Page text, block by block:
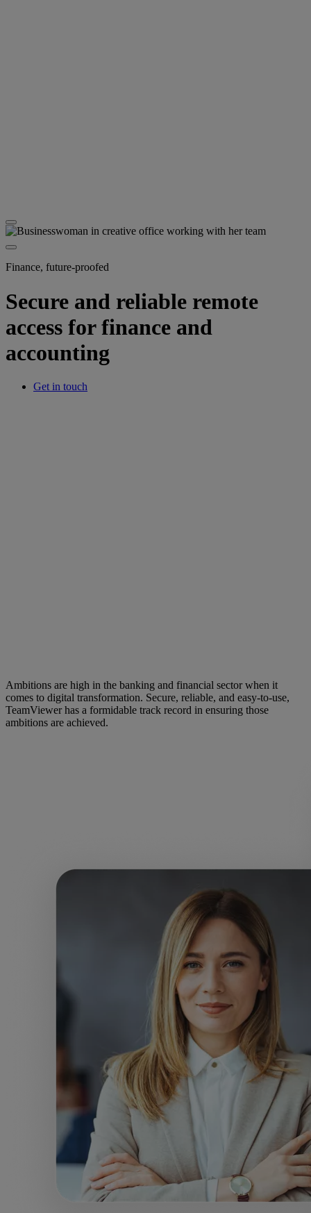
Finance, future-proofed
Secure and reliable remote
access for finance and
accounting
Get in touch
Ambitions are high in the banking and financial sector when it
comes to digital transformation. Secure, reliable, and easy-to-use,
TeamViewer has a formidable track record in ensuring those
ambitions are achieved.